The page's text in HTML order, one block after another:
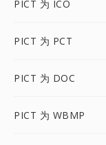
PICT 为 ICO
PICT 为 PCT
PICT 为 DOC
PICT 为 WBMP